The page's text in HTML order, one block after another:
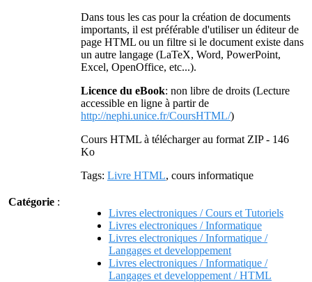
Dans tous les cas pour la création de documents
importants, il est préférable d'utiliser un éditeur de
page HTML ou un filtre si le document existe dans
un autre langage (LaTeX, Word, PowerPoint,
Excel, OpenOffice, etc...).
Licence du eBook: non libre de droits (Lecture
accessible en ligne à partir de
http://nephi.unice.fr/CoursHTML/)
Cours HTML à télécharger au format ZIP - 146
Ko
Tags: Livre HTML, cours informatique
Catégorie :
Livres electroniques / Cours et Tutoriels
Livres electroniques / Informatique
Livres electroniques / Informatique /
Langages et developpement
Livres electroniques / Informatique /
Langages et developpement / HTML